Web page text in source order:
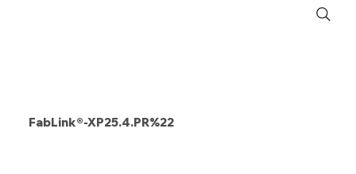
FabLink®-XP25.4.PR%22